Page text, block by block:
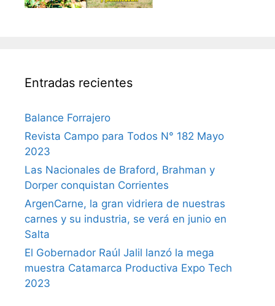
Entradas recientes
Balance Forrajero
Revista Campo para Todos N° 182 Mayo
2023
Las Nacionales de Braford, Brahman y
Dorper conquistan Corrientes
ArgenCarne, la gran vidriera de nuestras
carnes y su industria, se verá en junio en
Salta
El Gobernador Raúl Jalil lanzó la mega
muestra Catamarca Productiva Expo Tech
2023